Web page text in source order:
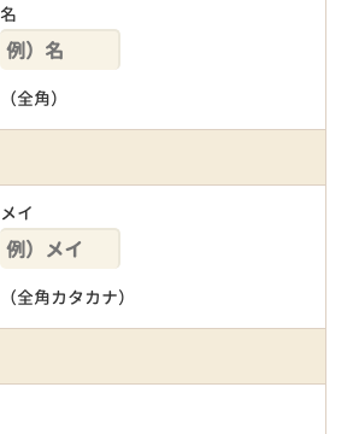
名
（全角）
メイ
（全角カタカナ）